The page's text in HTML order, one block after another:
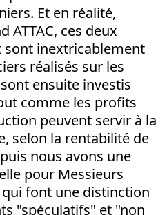
Et en réalité,
ATTAC, ces deux
inextricablement
réalisés sur les
ensuite investis
comme les profits
peuvent servir à la
selon la rentabilité de
nous avons une
pour Messieurs
qui font une distinction
"spéculatifs" et "non